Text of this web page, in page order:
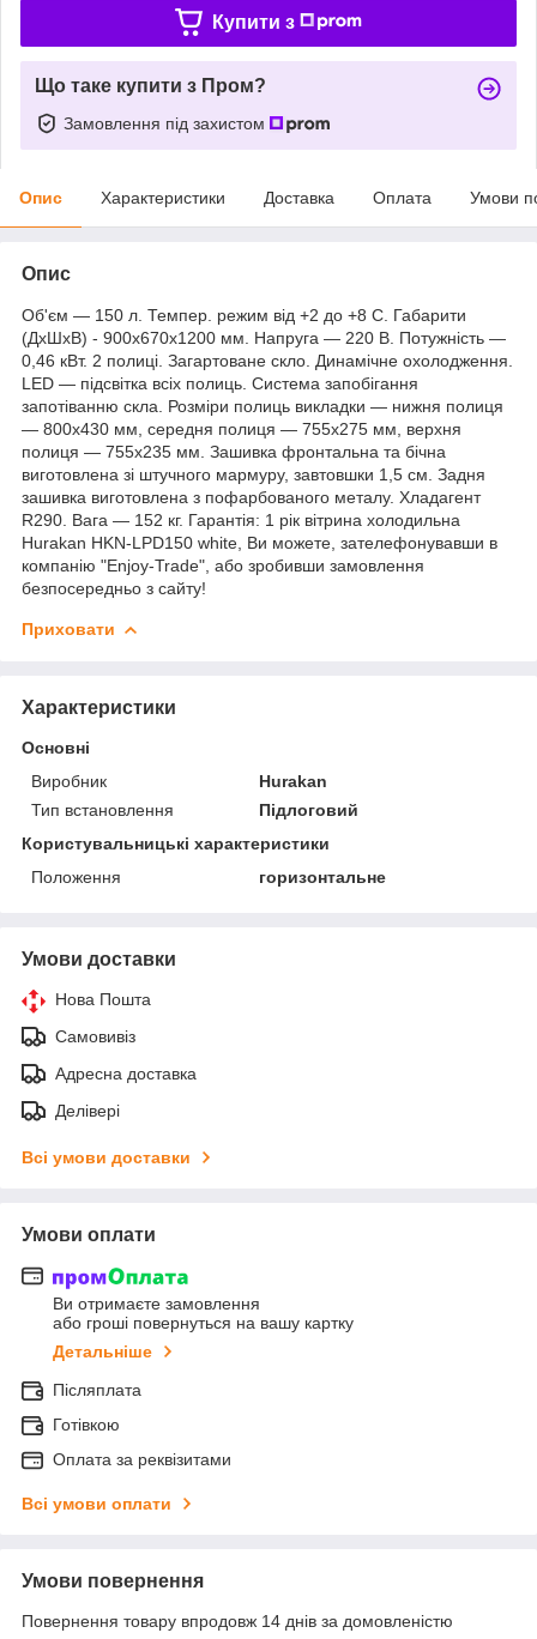
Купити з
Що таке купити з Пром?
Замовлення під захистом
Опис Характеристики Доставка Оплата Умови
Опис
Об'єм — 150 л. Темпер. режим від +2 до +8 С. Габарити
(ДхШхВ) - 900х670х1200 мм. Напруга — 220 В. Потужність —
0,46 кВт. 2 полиці. Загартоване скло. Динамічне охолодження.
LED — підсвітка всіх полиць. Система запобігання
запотіванню скла. Розміри полиць викладки — нижня полиця
— 800х430 мм, середня полиця — 755х275 мм, верхня
полиця — 755х235 мм. Зашивка фронтальна та бічна
виготовлена зі штучного мармуру, завтовшки 1,5 см. Задня
зашивка виготовлена з пофарбованого металу. Хладагент
R290. Вага — 152 кг. Гарантія: 1 рік вітрина холодильна
Hurakan HKN-LPD150 white, Ви можете, зателефонувавши в
компанію "Enjoy-Trade", або зробивши замовлення
безпосередньо з сайту!
Приховати
Характеристики
Основні
Виробник
Hurakan
Тип встановлення
Підлоговий
Користувальницькі характеристики
Положення
горизонтальне
Умови доставки
Нова Пошта
Самовивіз
Адресна доставка
Делівері
Всі умови доставки
Умови оплати
Ви отримаєте замовлення
або гроші повернуться на вашу картку
Детальніше
Післяплата
Готівкою
Оплата за реквізитами
Всі умови оплати
Умови повернення
Повернення товару впродовж 14 днів за домовленістю